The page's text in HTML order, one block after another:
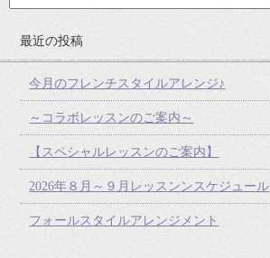
最近の投稿
今月のフレンチスタイルアレンジ♪
～コラボレッスンのご案内～
【スペシャルレッスンのご案内】
2026年８月～９月レッスンンスケジュール
フォールスタイルアレンジメント